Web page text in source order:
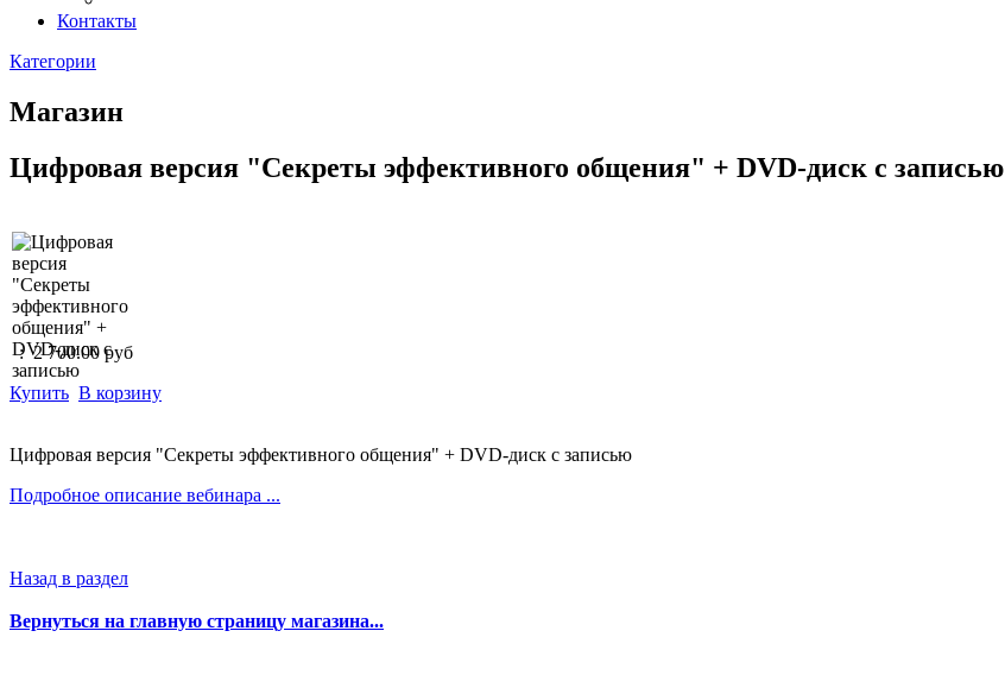
Контакты
Категории
Магазин
Цифровая версия "Секреты эффективного общения" + DVD-диск с записью
:2 700.00 руб
Купить В корзину
Цифровая версия "Секреты эффективного общения" + DVD-диск с записью
Подробное описание вебинара ...
Назад в раздел
Вернуться на главную страницу магазина...